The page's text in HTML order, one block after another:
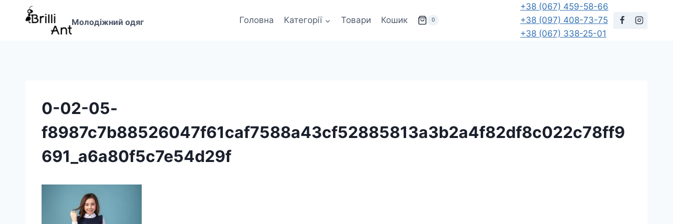
Перейти
Молодіжний одяг Головна Категорії Товари Кошик 0
+38 (067) 459-58-66
+38 (097) 408-73-75
+38 (067) 338-25-01
0-02-05-
f8987c7b88526047f61caf7588a43cf52885813a3b2a4f82df8c022c78ff9
691_a6a80f5c7e54d29f